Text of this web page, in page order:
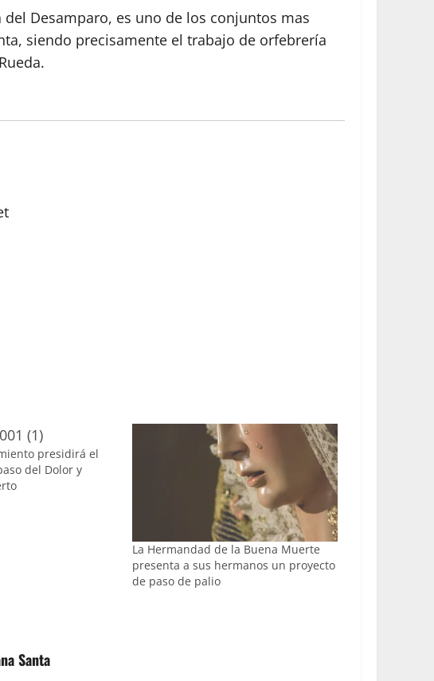
Desamparo, es uno de los conjuntos mas
siendo precisamente el trabajo de orfebrería
presidirá el
del Dolor y
La Hermandad de la Buena Muerte
presenta a sus hermanos un proyecto
de paso de palio
Santa